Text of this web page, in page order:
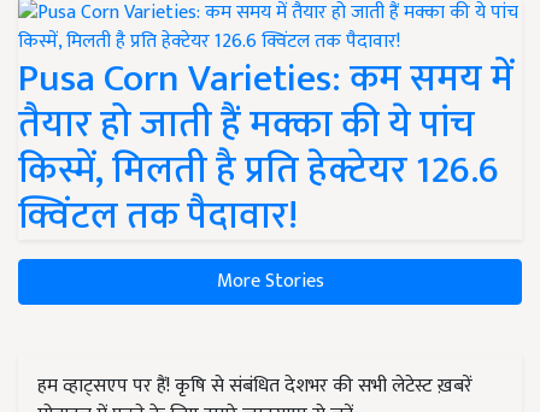
Pusa Corn Varieties: कम समय में
तैयार हो जाती हैं मक्का की ये पांच
किस्में, मिलती है प्रति हेक्टेयर 126.6
क्विंटल तक पैदावार!
More Stories
हम व्हाट्सएप पर हैं! कृषि से संबंधित देशभर की सभी लेटेस्ट ख़बरें